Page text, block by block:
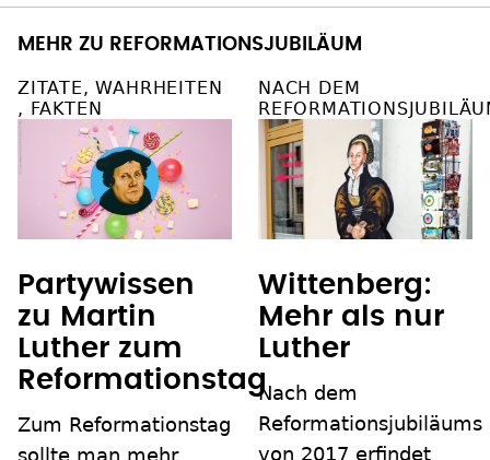
MEHR ZU REFORMATIONSJUBILÄUM
ZITATE, WAHRHEITEN
, FAKTEN
Partywissen
zu Martin
Luther zum
Reformationstag
Zum Reformationstag
NACH DEM
Wittenberg:
Mehr als nur
Luther
Nach dem
Reformationsjubiläums
von 2017 erfindet